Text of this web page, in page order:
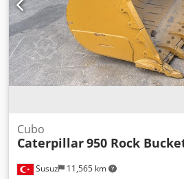
Susuz 11,565 km
Cubo
Caterpillar950 Rock